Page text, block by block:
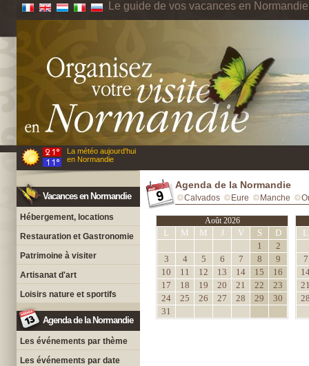
Le guide de vos vacances en Normandie
La météo aujourd'hui
en Normandie
Vacances en Normandie
Hébergement, locations
Restauration et Gastronomie
Patrimoine à visiter
Artisanat d'art
Loisirs nature et sportifs
Agenda de la Normandie
Les événements par thème
Les événements par date
Agenda de la Normandie
Calvados Eure Manche
Août 2026
L M M J V S
D
1
2
3
4 5 6 7 8
9
10
11 12 13 14 15
16
17
18 19 20 21 22
23
24
25 26 27 28 29
30
31
L
7